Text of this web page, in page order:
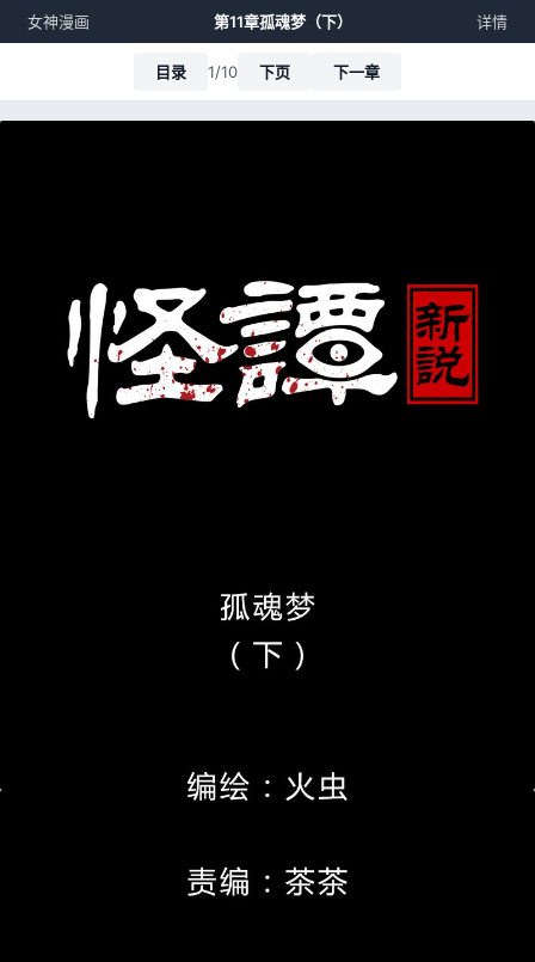
女神漫画 第11章孤魂梦（下） 详情
目录 1/10 下页 下一章